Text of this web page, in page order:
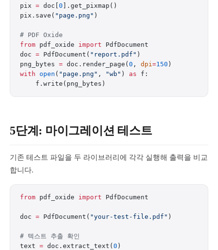
pix = doc[ 0 ].get_pixmap()
pix.save( "page.png" )
# PDF Oxide
from pdf_oxide import PdfDocument
doc = PdfDocument( "report.pdf" )
png_bytes = doc.render_page( 0 , dpi=150 )
with open ( "page.png" , "wb" ) as f:
    f.write(png_bytes)
5단계: 마이그레이션 테스트
기존 테스트 파일을 두 라이브러리에 각각 실행해 출력을 비교
합니다.
from pdf_oxide import PdfDocument
doc = PdfDocument( "your-test-file.pdf" )
# 텍스트 추출 확인
text = doc.extract_text( 0 )